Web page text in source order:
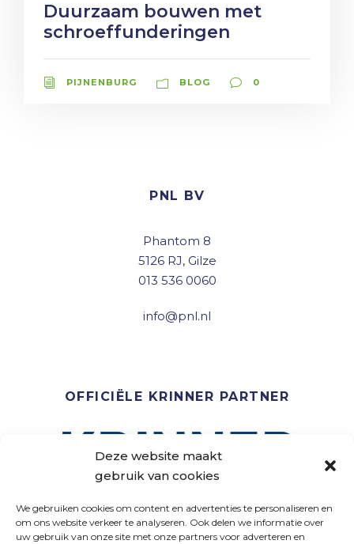
Deze website maakt
gebruik van cookies
We gebruiken cookies om content en advertenties te personaliseren en
om ons website verkeer te analyseren. Ook delen we informatie over
uw gebruik van onze site met onze partners voor adverteren en
Duurzaam bouwen met
schroeffunderingen
PIJNENBURG BLOG 0
PNL BV
Phantom 8
5126 RJ, Gilze
013 536 0060
info@pnl.nl
OFFICIËLE KRINNER PARTNER